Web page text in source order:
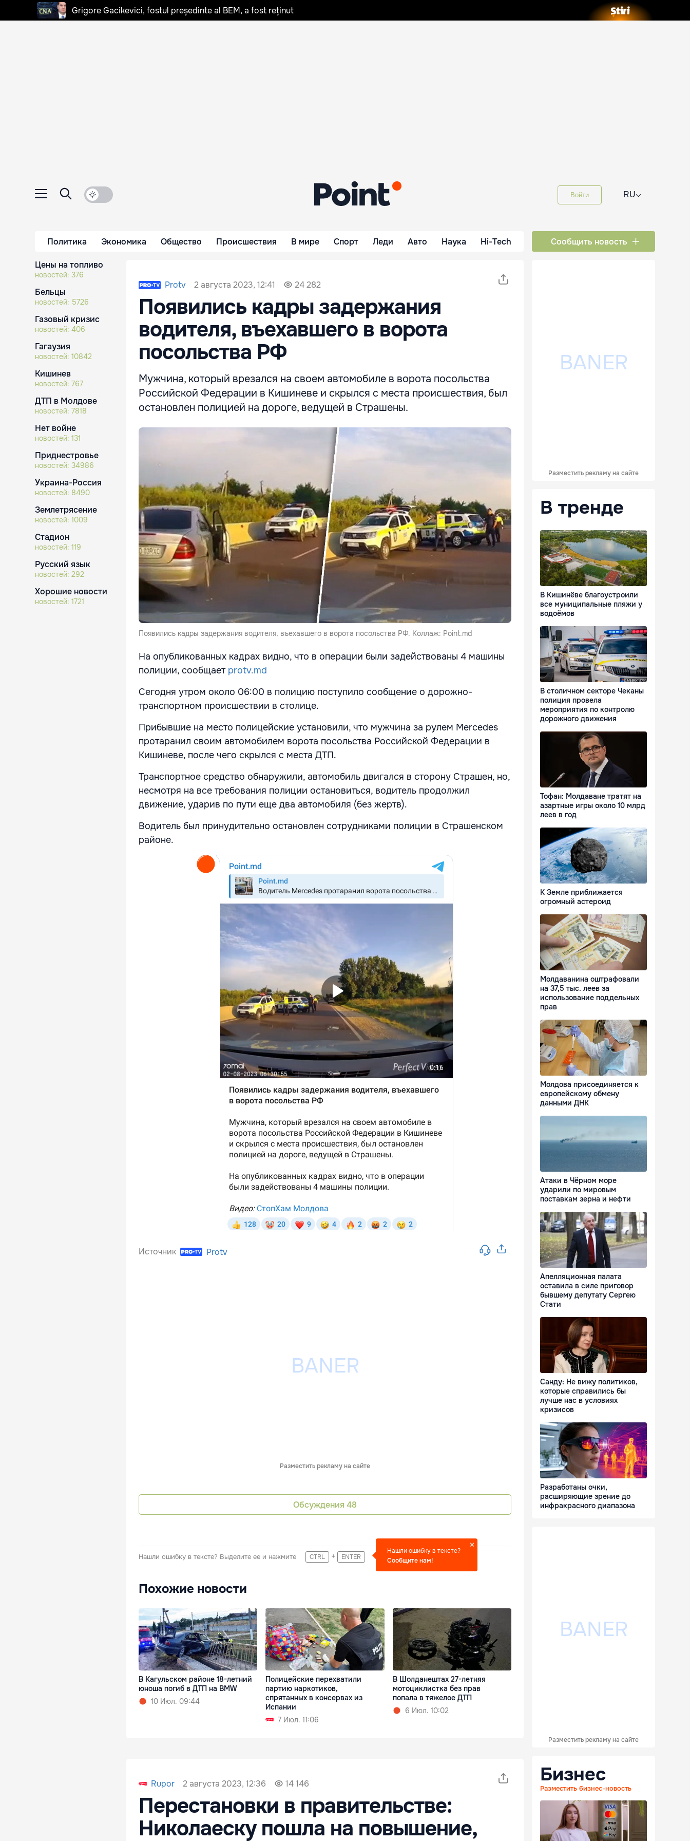
Grigore Gacikevici, fostul președinte al BEM, a fost reținut
Войти RU⌵
Политика Экономика Общество Происшествия В мире Спорт Леди Авто Наука Hi-Tech Сообщить новость
Цены на топливо
новостей: 376
Бельцы
новостей: 5726
Газовый кризис
новостей: 406
Гагаузия
новостей: 10842
Кишинев
новостей: 767
ДТП в Молдове
новостей: 7818
Нет войне
новостей: 131
Приднестровье
новостей: 34986
Украина-Россия
новостей: 8490
Землетрясение
новостей: 1009
Стадион
новостей: 119
Русский язык
новостей: 292
Хорошие новости
новостей: 1721
Protv 2 августа 2023, 12:41 24 282
Появились кадры задержания
водителя, въехавшего в ворота
посольства РФ
Мужчина, который врезался на своем автомобиле в ворота посольства
Российской Федерации в Кишиневе и скрылся с места происшествия, был
остановлен полицией на дороге, ведущей в Страшены.
Появились кадры задержания водителя, въехавшего в ворота посольства РФ. Коллаж: Point.md
На опубликованных кадрах видно, что в операции были задействованы 4 машины
полиции, сообщаетprotv.md
Сегодня утром около 06:00 в полицию поступило сообщение о дорожно-
транспортном происшествии в столице.
Прибывшие на место полицейские установили, что мужчина за рулем Mercedes
протаранил своим автомобилем ворота посольства Российской Федерации в
Кишиневе, после чего скрылся с места ДТП.
Транспортное средство обнаружили, автомобиль двигался в сторону Страшен, но,
несмотря на все требования полиции остановиться, водитель продолжил
движение, ударив по пути еще два автомобиля (без жертв).
Водитель был принудительно остановлен сотрудниками полиции в Страшенском
районе.
Источник Protv
Разместить рекламу на сайте
Обсуждения 48
Нашли ошибку в тексте? Выделите ее и нажмите CTRL + ENTER
Нашли ошибку в тексте?
Сообщите нам!
Похожие новости
В Кагульском районе 18-летний
юноша погиб в ДТП на BMW
10 Июл. 09:44
Полицейские перехватили
партию наркотиков,
спрятанных в консервах из
Испании
7 Июл. 11:06
В Шолданештах 27-летняя
мотоциклистка без прав
попала в тяжелое ДТП
6 Июл. 10:02
Rupor 2 августа 2023, 12:36 14 146
Перестановки в правительстве:
Николаеску пошла на повышение,
Разместить рекламу на сайте
В тренде
В Кишинёве благоустроили
все муниципальные пляжи у
водоёмов
В столичном секторе Чеканы
полиция провела
мероприятия по контролю
дорожного движения
Тофан: Молдаване тратят на
азартные игры около 10 млрд
леев в год
К Земле приближается
огромный астероид
Молдаванина оштрафовали
на 37,5 тыс. леев за
использование поддельных
прав
Молдова присоединяется к
европейскому обмену
данными ДНК
Атаки в Чёрном море
ударили по мировым
поставкам зерна и нефти
Апелляционная палата
оставила в силе приговор
бывшему депутату Сергею
Стати
Санду: Не вижу политиков,
которые справились бы
лучше нас в условиях
кризисов
Разработаны очки,
расширяющие зрение до
инфракрасного диапазона
Разместить рекламу на сайте
Бизнес
Разместить бизнес-новость